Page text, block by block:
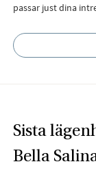
passar just dina
Sista
Bella